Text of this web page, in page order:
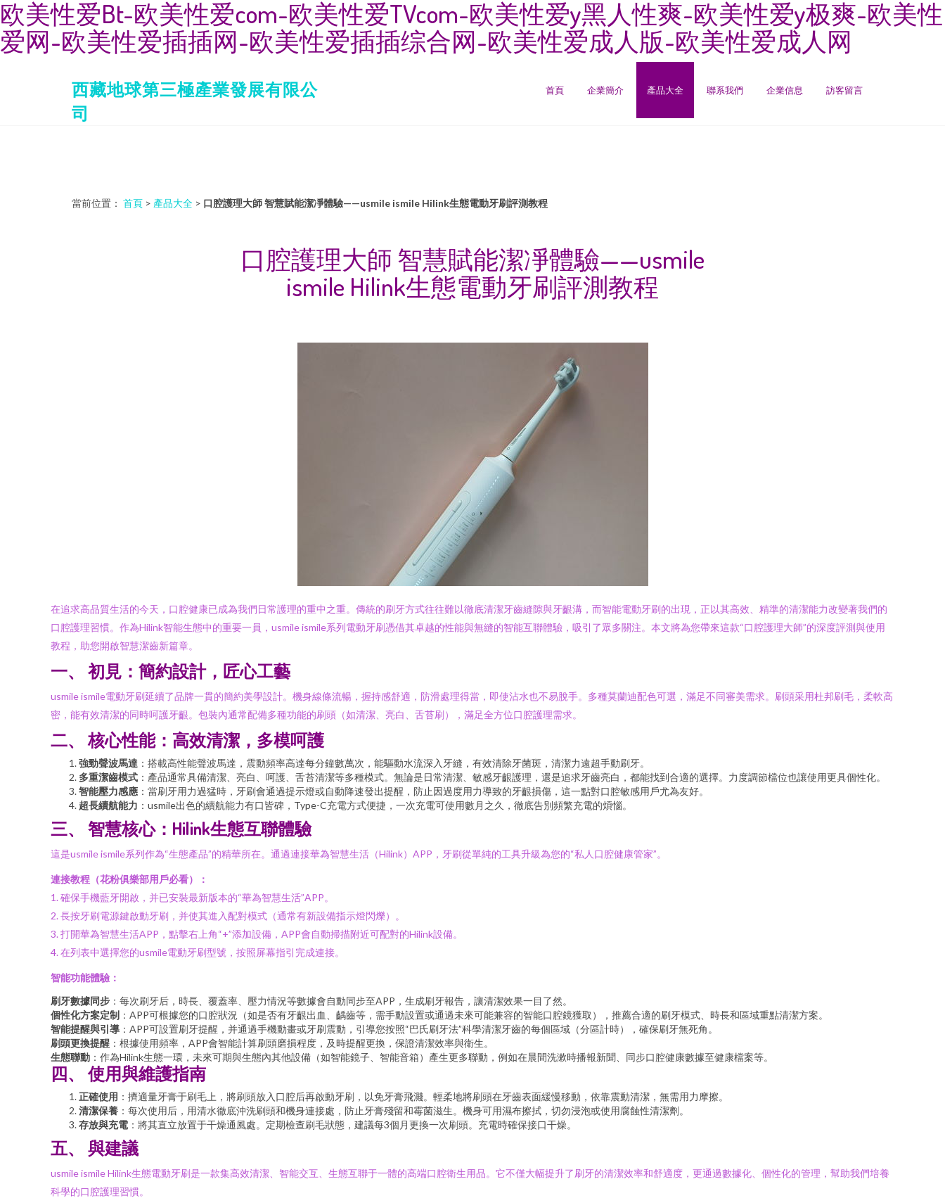
欧美性爱Bt-欧美性爱com-欧美性爱TVcom-欧美性爱y黑人性爽-欧美性爱y极爽-欧美性
爱网-欧美性爱插插网-欧美性爱插插综合网-欧美性爱成人版-欧美性爱成人网
西藏地球第三極產業發展有限公
司
首頁 企業簡介 產品大全 聯系我們 企業信息 訪客留言
當前位置： 首頁 > 產品大全 > 口腔護理大師 智慧賦能潔凈體驗——usmile ismile Hilink生態電動牙刷評測教程
口腔護理大師 智慧賦能潔凈體驗——usmile
ismile Hilink生態電動牙刷評測教程
在追求高品質生活的今天，口腔健康已成為我們日常護理的重中之重。傳統的刷牙方式往往難以徹底清潔牙齒縫隙與牙齦溝，而智能電動牙刷的出現，正以其高效、精準的清潔能力改變著我們的
口腔護理習慣。作為Hilink智能生態中的重要一員，usmile ismile系列電動牙刷憑借其卓越的性能與無縫的智能互聯體驗，吸引了眾多關注。本文將為您帶來這款“口腔護理大師”的深度評測與使用
教程，助您開啟智慧潔齒新篇章。
一、 初見：簡約設計，匠心工藝
usmile ismile電動牙刷延續了品牌一貫的簡約美學設計。機身線條流暢，握持感舒適，防滑處理得當，即使沾水也不易脫手。多種莫蘭迪配色可選，滿足不同審美需求。刷頭采用杜邦刷毛，柔軟高
密，能有效清潔的同時呵護牙齦。包裝內通常配備多種功能的刷頭（如清潔、亮白、舌苔刷），滿足全方位口腔護理需求。
二、 核心性能：高效清潔，多模呵護
強勁聲波馬達 ：搭載高性能聲波馬達，震動頻率高達每分鐘數萬次，能驅動水流深入牙縫，有效清除牙菌斑，清潔力遠超手動刷牙。
多重潔齒模式 ：產品通常具備清潔、亮白、呵護、舌苔清潔等多種模式。無論是日常清潔、敏感牙齦護理，還是追求牙齒亮白，都能找到合適的選擇。力度調節檔位也讓使用更具個性化。
智能壓力感應 ：當刷牙用力過猛時，牙刷會通過提示燈或自動降速發出提醒，防止因過度用力導致的牙齦損傷，這一點對口腔敏感用戶尤為友好。
超長續航能力 ：usmile出色的續航能力有口皆碑，Type-C充電方式便捷，一次充電可使用數月之久，徹底告別頻繁充電的煩惱。
三、 智慧核心：Hilink生態互聯體驗
這是usmile ismile系列作為“生態產品”的精華所在。通過連接華為智慧生活（Hilink）APP，牙刷從單純的工具升級為您的“私人口腔健康管家”。
連接教程（花粉俱樂部用戶必看）：
1. 確保手機藍牙開啟，并已安裝最新版本的“華為智慧生活”APP。
2. 長按牙刷電源鍵啟動牙刷，并使其進入配對模式（通常有新設備指示燈閃爍）。
3. 打開華為智慧生活APP，點擊右上角“+”添加設備，APP會自動掃描附近可配對的Hilink設備。
4. 在列表中選擇您的usmile電動牙刷型號，按照屏幕指引完成連接。
智能功能體驗：
刷牙數據同步 ：每次刷牙后，時長、覆蓋率、壓力情況等數據會自動同步至APP，生成刷牙報告，讓清潔效果一目了然。
個性化方案定制 ：APP可根據您的口腔狀況（如是否有牙齦出血、齲齒等，需手動設置或通過未來可能兼容的智能口腔鏡獲取），推薦合適的刷牙模式、時長和區域重點清潔方案。
智能提醒與引導 ：APP可設置刷牙提醒，并通過手機動畫或牙刷震動，引導您按照“巴氏刷牙法”科學清潔牙齒的每個區域（分區計時），確保刷牙無死角。
刷頭更換提醒 ：根據使用頻率，APP會智能計算刷頭磨損程度，及時提醒更換，保證清潔效率與衛生。
生態聯動 ：作為Hilink生態一環，未來可期與生態內其他設備（如智能鏡子、智能音箱）產生更多聯動，例如在晨間洗漱時播報新聞、同步口腔健康數據至健康檔案等。
四、 使用與維護指南
正確使用 ：擠適量牙膏于刷毛上，將刷頭放入口腔后再啟動牙刷，以免牙膏飛濺。輕柔地將刷頭在牙齒表面緩慢移動，依靠震動清潔，無需用力摩擦。
清潔保養 ：每次使用后，用清水徹底沖洗刷頭和機身連接處，防止牙膏殘留和霉菌滋生。機身可用濕布擦拭，切勿浸泡或使用腐蝕性清潔劑。
存放與充電 ：將其直立放置于干燥通風處。定期檢查刷毛狀態，建議每3個月更換一次刷頭。充電時確保接口干燥。
五、 與建議
usmile ismile Hilink生態電動牙刷是一款集高效清潔、智能交互、生態互聯于一體的高端口腔衛生用品。它不僅大幅提升了刷牙的清潔效率和舒適度，更通過數據化、個性化的管理，幫助我們培養
科學的口腔護理習慣。